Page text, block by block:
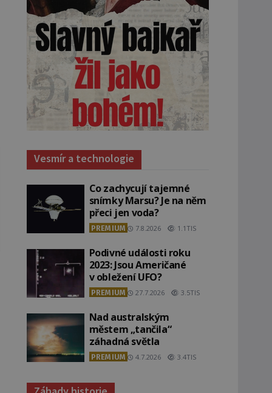
Vesmír a technologie
Co zachycují tajemné
snímky Marsu? Je na něm
přeci jen voda?
PREMIUM 7.8.2026 1.1TIS
Podivné události roku
2023: Jsou Američané
v obležení UFO?
PREMIUM 27.7.2026 3.5TIS
Nad australským
městem „tančila“
záhadná světla
PREMIUM 4.7.2026 3.4TIS